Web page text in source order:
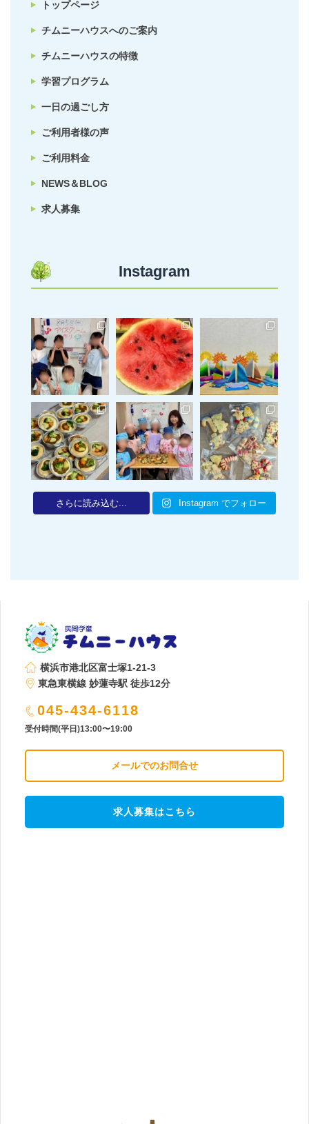
トップページ
チムニーハウスへのご案内
チムニーハウスの特徴
学習プログラム
一日の過ごし方
ご利用者様の声
ご利用料金
NEWS＆BLOG
求人募集
Instagram
さらに読み込む... Instagram でフォロー
横浜市港北区富士塚1-21-3
東急東横線 妙蓮寺駅 徒歩12分
045-434-6118
受付時間(平日)13:00〜19:00
メールでのお問合せ
求人募集はこちら